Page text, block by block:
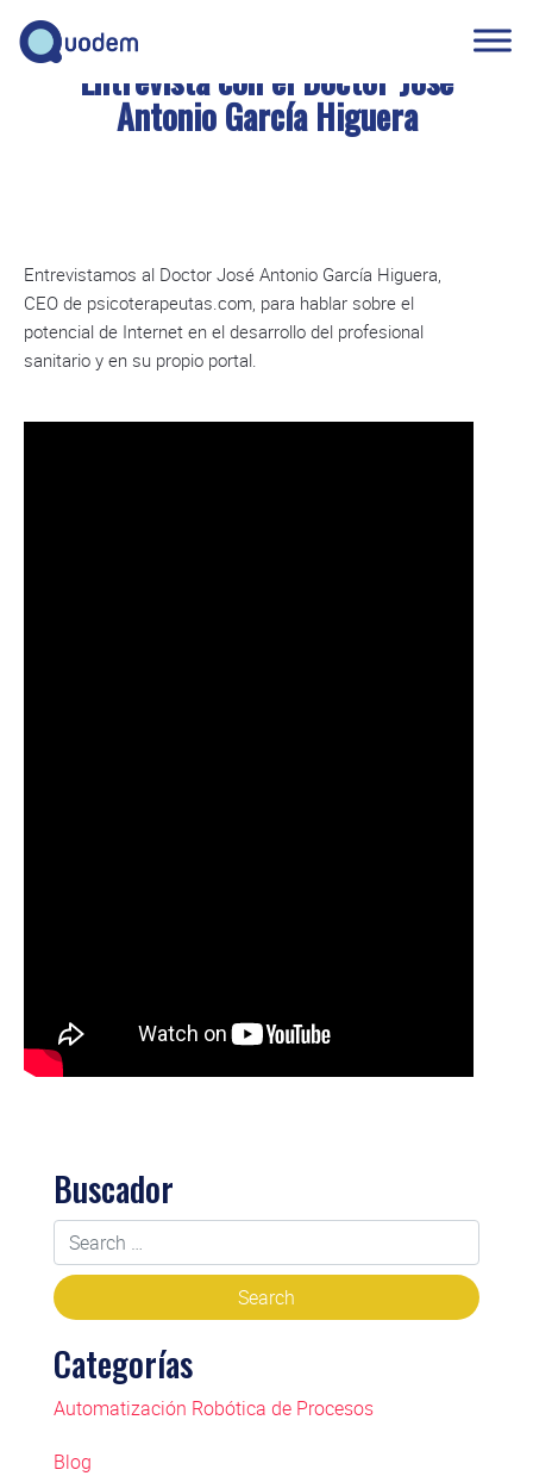
Entrevista con el Doctor José
Antonio García Higuera
Entrevistamos al Doctor José Antonio García Higuera,
CEO de psicoterapeutas.com, para hablar sobre el
potencial de Internet en el desarrollo del profesional
sanitario y en su propio portal.
Buscador
Categorías
Automatización Robótica de Procesos
Blog